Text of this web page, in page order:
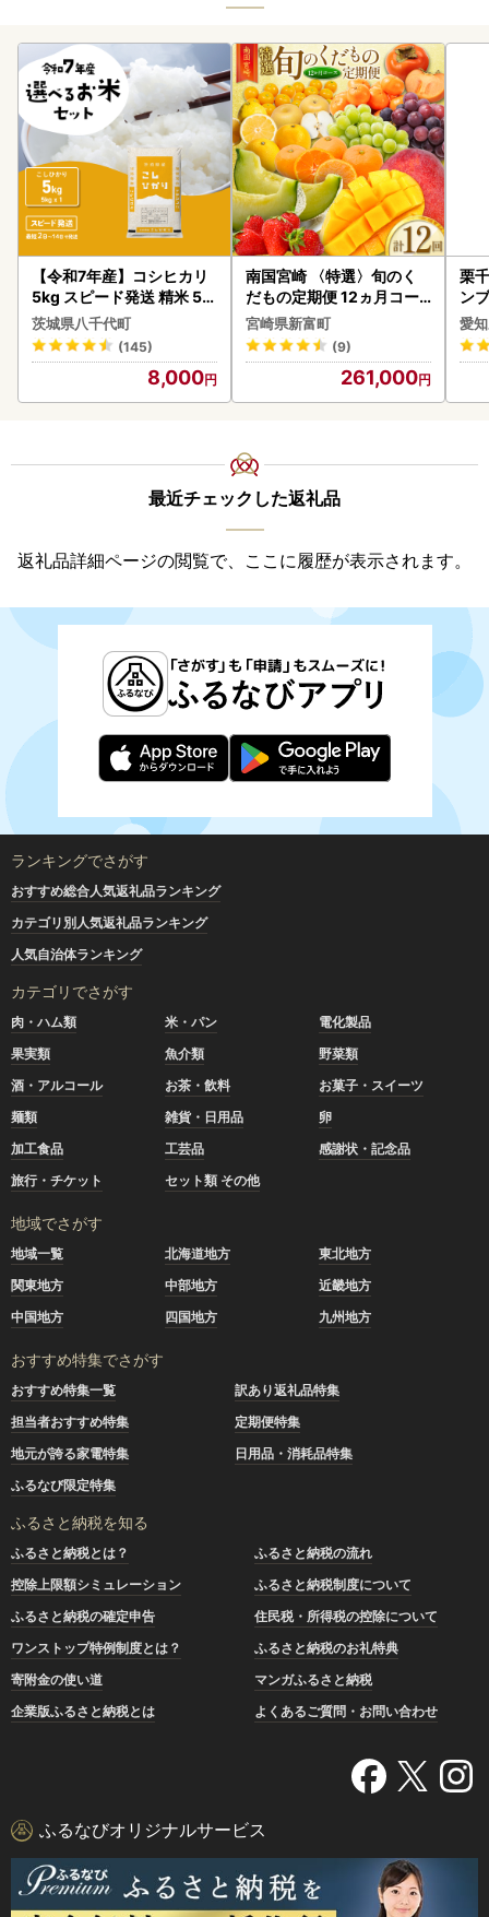
【令和7年産】コシヒカリ
5kg スピード発送 精米 5k
g x 1袋 白米 茨城県 八千代
町
茨城県八千代町
(145)
8,000
南国宮崎 〈特選〉旬のく
だもの定期便 12ヵ月コー
ス【F84-25】
宮崎県新富町
(9)
261,000
栗
ン
デ
愛
最近チェックした返礼品
返礼品詳細ページの閲覧で、ここに履歴が表示されます。
ランキングでさがす
おすすめ総合人気返礼品ランキング
カテゴリ別人気返礼品ランキング
人気自治体ランキング
カテゴリでさがす
肉・ハム類 米・パン
電化製品
果実類
魚介類
野菜類
酒・アルコール
お茶・飲料
お菓子・スイーツ
麺類
雑貨・日用品
卵
加工食品
工芸品
感謝状・記念品
旅行・チケット
セット類 その他
地域でさがす
地域一覧 北海道地方
東北地方
関東地方
中部地方
近畿地方
中国地方
四国地方 九州地方
おすすめ特集でさがす
おすすめ特集一覧
訳あり返礼品特集
担当者おすすめ特集
定期便特集
地元が誇る家電特集
日用品・消耗品特集
ふるなび限定特集
ふるさと納税を知る
ふるさと納税とは？
ふるさと納税の流れ
控除上限額シミュレーション
ふるさと納税制度について
ふるさと納税の確定申告
住民税・所得税の控除について
ワンストップ特例制度とは？
ふるさと納税のお礼特典
寄附金の使い道
マンガふるさと納税
企業版ふるさと納税とは
よくあるご質問・お問い合わせ
ふるなびオリジナルサービス